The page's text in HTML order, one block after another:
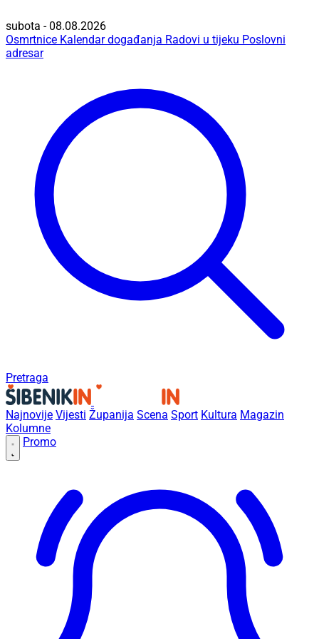
subota - 08.08.2026
Osmrtnice Kalendar događanja Radovi u tijeku Poslovni
adresar
Pretraga
Najnovije Vijesti Županija Scena Sport Kultura Magazin
Kolumne
Promo